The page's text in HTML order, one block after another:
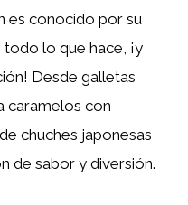
es conocido por su
lo que hace, ¡y
Desde galletas
caramelos con
chuches japonesas
de sabor y diversión.